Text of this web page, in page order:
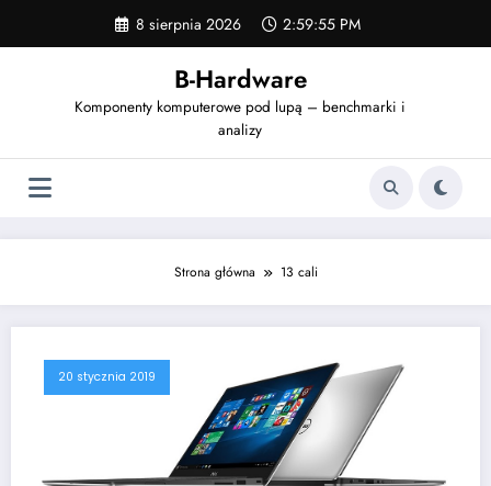
content
8 sierpnia 2026 2:59:55 PM
B-Hardware
Komponenty komputerowe pod lupą – benchmarki i
analizy
Strona główna 13 cali
20 stycznia 2019